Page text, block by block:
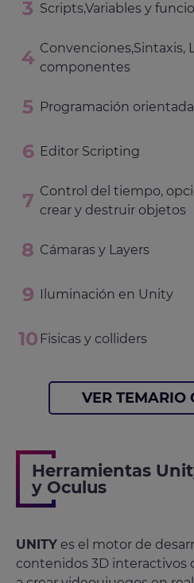
Scripts,Variables y
Convenciones,Sintaxis,
componentes
Programación
Editor Scripting
Control del tiempo,
crear y destruir objetos
Cámaras y Layers
Iluminación en Unity
Fisicas y colliders
VER TEMARIO
Herramientas
y Oculus
UNITY es el motor de
contenidos 3D interactivos